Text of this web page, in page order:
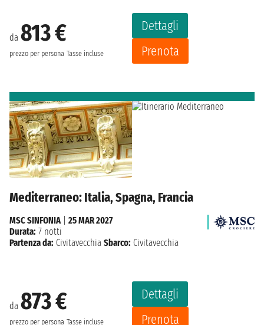
da 813 €
prezzo per persona Tasse incluse
Dettagli
Prenota
Mediterraneo: Italia, Spagna, Francia
da 873 €
prezzo per persona Tasse incluse
Dettagli
Prenota
MSC SINFONIA| 25 MAR 2027
Durata: 7 notti
Partenza da: Civitavecchia Sbarco: Civitavecchia